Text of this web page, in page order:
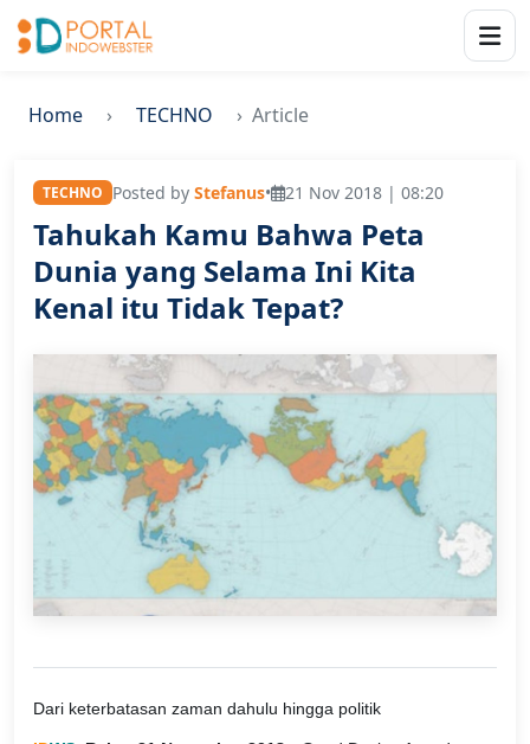
Home TECHNO Article
TECHNO Posted by Stefanus• 21 Nov 2018 | 08:20
Tahukah Kamu Bahwa Peta
Dunia yang Selama Ini Kita
Kenal itu Tidak Tepat?
Dari keterbatasan zaman dahulu hingga politik